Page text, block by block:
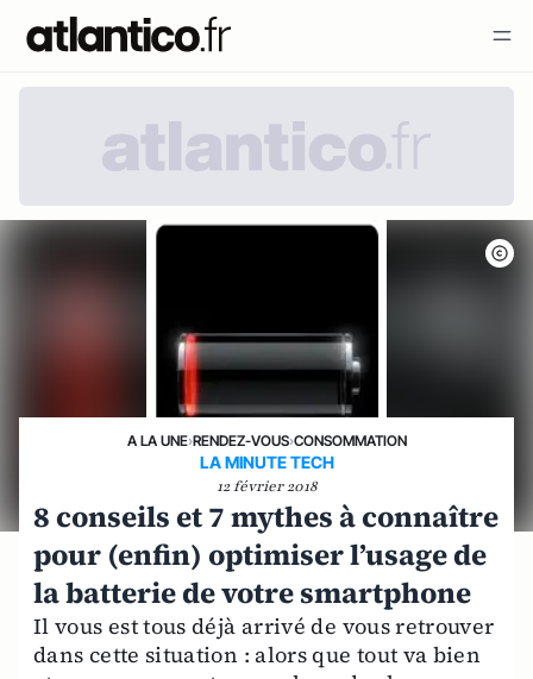
A LA UNE›RENDEZ-VOUS›CONSOMMATION
LA MINUTE TECH
12 février 2018
8 conseils et 7 mythes à connaître
pour (enfin) optimiser l’usage de
la batterie de votre smartphone
Il vous est tous déjà arrivé de vous retrouver
dans cette situation : alors que tout va bien